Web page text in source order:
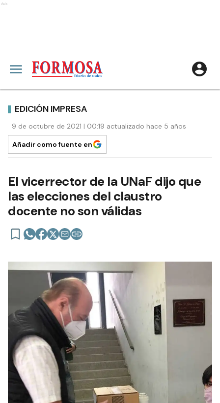
Ads
EDICIÓN IMPRESA
9 de octubre de 2021 | 00:19 actualizado hace 5 años
Añadir como fuente en
El vicerrector de la UNaF dijo que
las elecciones del claustro
docente no son válidas